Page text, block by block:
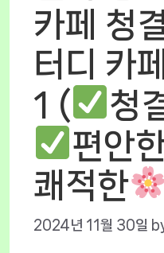
카페 청결
터디 카
1 (
청
편안
쾌적한
2024년 11월 30일